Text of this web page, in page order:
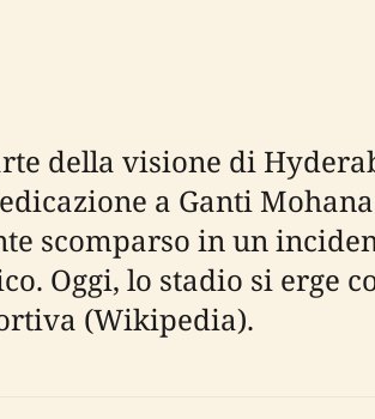
della visione di
a Ganti
scomparso in un
Oggi, lo stadio si erge
(Wikipedia).